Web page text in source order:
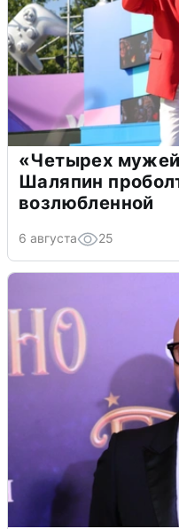
«Четырех
Шаляпин
возлюбленной
6 августа 25